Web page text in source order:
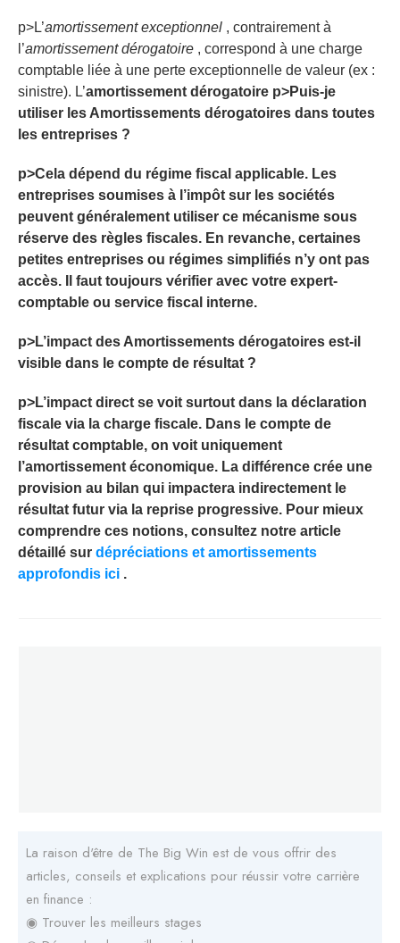
p>L’amortissement exceptionnel , contrairement à
l’amortissement dérogatoire , correspond à une charge
comptable liée à une perte exceptionnelle de valeur (ex :
sinistre). L’amortissement dérogatoire p>Puis-je
utiliser les Amortissements dérogatoires dans toutes
les entreprises ?
p>Cela dépend du régime fiscal applicable. Les
entreprises soumises à l’impôt sur les sociétés
peuvent généralement utiliser ce mécanisme sous
réserve des règles fiscales. En revanche, certaines
petites entreprises ou régimes simplifiés n’y ont pas
accès. Il faut toujours vérifier avec votre expert-
comptable ou service fiscal interne.
p>L’impact des Amortissements dérogatoires est-il
visible dans le compte de résultat ?
p>L’impact direct se voit surtout dans la déclaration
fiscale via la charge fiscale. Dans le compte de
résultat comptable, on voit uniquement
l’amortissement économique. La différence crée une
provision au bilan qui impactera indirectement le
résultat futur via la reprise progressive. Pour mieux
comprendre ces notions, consultez notre article
détaillé sur dépréciations et amortissements
approfondis ici .
La raison d'être de The Big Win est de vous offrir des
articles, conseils et explications pour réussir votre carrière
en finance :
◉ Trouver les meilleurs stages